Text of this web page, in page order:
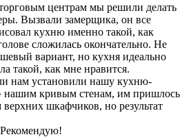
центрам мы решили делать
Вызвали замерщика, он все
кухню именно такой, как
сложилась окончательно. Не
вариант, но кухня идеально
такой, как мне нравится.
нам установили нашу кухню-
нашим кривым стенам, им пришлось
шкафчиков, но результат